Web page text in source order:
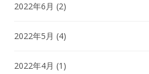
2022年6月 (2)
2022年5月 (4)
2022年4月 (1)